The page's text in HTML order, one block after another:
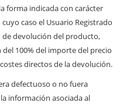
forma indicada con carácter
caso el Usuario Registrado
de devolución del producto,
100% del importe del precio
directos de la devolución.
defectuoso o no fuera
información asociada al